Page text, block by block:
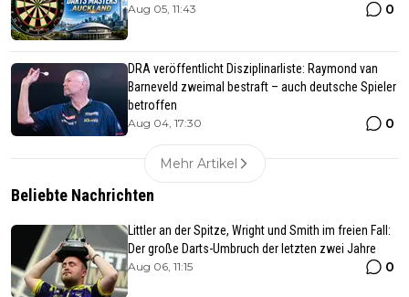
Aug 05, 11:43 0
DRA veröffentlicht Disziplinarliste: Raymond van
Barneveld zweimal bestraft – auch deutsche Spieler
betroffen
Aug 04, 17:30 0
Mehr Artikel
Beliebte Nachrichten
Littler an der Spitze, Wright und Smith im freien Fall:
Der große Darts-Umbruch der letzten zwei Jahre
Aug 06, 11:15 0